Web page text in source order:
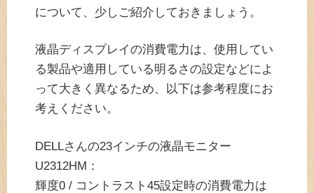
について、少しご紹介しておきましょう。
液晶ディスプレイの消費電力は、使用してい
る製品や適用している明るさの設定などによ
って大きく異なるため、以下は参考程度にお
考えください。
DELLさんの23インチの液晶モニター
U2312HM：
輝度0 / コントラスト45設定時の消費電力は